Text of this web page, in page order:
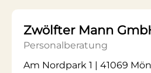
Zwölfter Mann
Personalberatung
Am Nordpark 1 | 41069